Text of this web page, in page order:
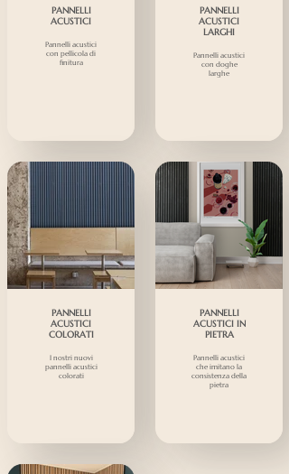
PANNELLI
ACUSTICI
Pannelli acustici
con pellicola di
finitura
PANNELLI
ACUSTICI
LARGHI
Pannelli acustici
con doghe
larghe
PANNELLI
ACUSTICI
COLORATI
I nostri nuovi
pannelli acustici
colorati
PANNELLI
ACUSTICI IN
PIETRA
Pannelli acustici
che imitano la
consistenza della
pietra